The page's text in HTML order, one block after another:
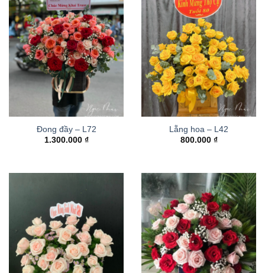
Đong đầy – L72
1.300.000 ₫
Lẵng hoa – L42
800.000 ₫